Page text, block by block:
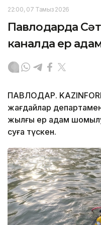
22:00, 07 Тамыз 2026
Павлодарда
каналда ер
ПАВЛОДАР.
жағдайлар
жылғы ер адам
суға түскен.